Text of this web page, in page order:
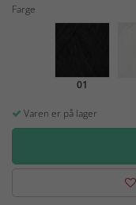
Farge
01
Varen er på lager